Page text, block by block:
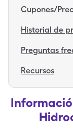
Cupones/
Historial de
Preguntas
Recursos